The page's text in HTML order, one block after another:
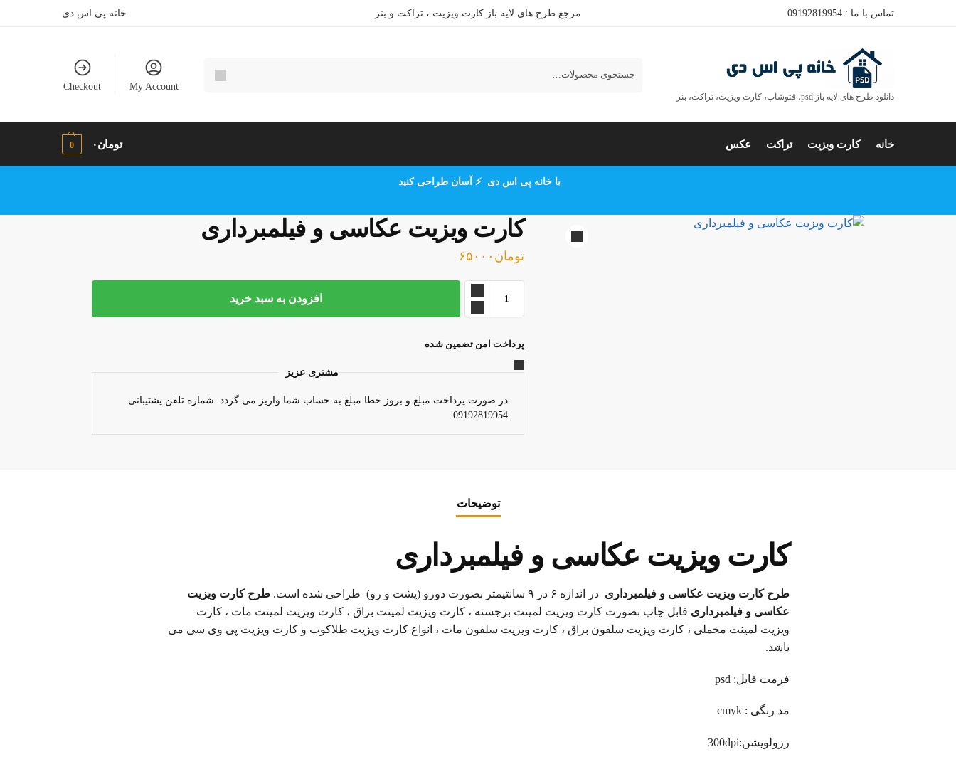
تماس با ما : 09192819954 مرجع طرح های لایه باز کارت ویزیت ، تراکت و بنر خانه پی اس دی
دانلود طرح های لایه باز psd، فتوشاپ، کارت ویزیت، تراکت، بنر
My Account
Checkout
خانه کارت ویزیت تراکت عکس تومان۰ 0
با خانه پی اس دی ⚡ آسان طراحی کنید
کارت ویزیت عکاسی و فیلمبرداری
تومان ۶۵۰۰۰
افزودن به سبد خرید
پرداخت امن تضمین شده
مشتری عزیز
در صورت پرداخت مبلغ و بروز خطا مبلغ به حساب شما واریز می گردد. شماره تلفن پشتیبانی
09192819954
توضیحات
کارت ویزیت عکاسی و فیلمبرداری
طرح کارت ویزیت عکاسی و فیلمبرداری در اندازه ۶ در ۹ سانتیمتر بصورت دورو (پشت و رو) طراحی شده است.
طرح کارت ویزیت
عکاسی و فیلمبرداری قابل چاپ بصورت کارت ویزیت لمینت برجسته ، کارت ویزیت لمینت براق ، کارت ویزیت لمینت مات ، کارت
ویزیت لمینت مخملی ، کارت ویزیت سلفون براق ، کارت ویزیت سلفون مات ، انواع کارت ویزیت طلاکوب و کارت ویزیت پی وی سی می
باشد.
فرمت فایل: psd
مد رنگی : cmyk
رزولویشن:300dpi